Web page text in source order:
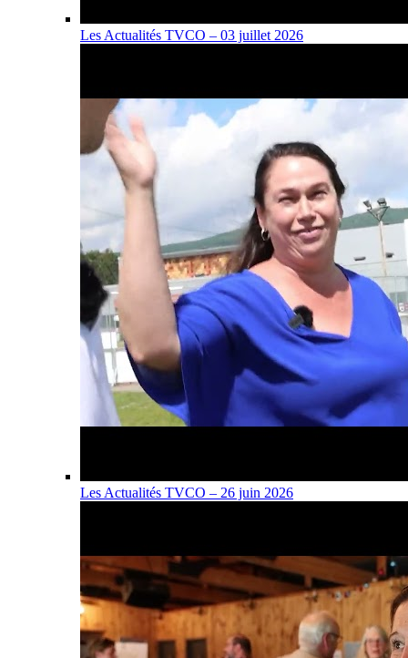
Les Actualités TVCO – 03 juillet 2026
Les Actualités TVCO – 26 juin 2026